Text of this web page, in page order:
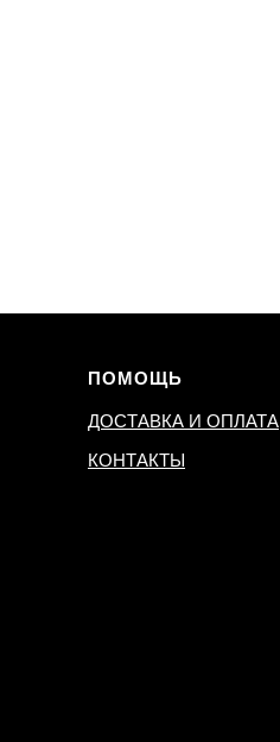
ПОМОЩЬ
ДОСТАВКА И ОПЛАТА
КОНТАКТЫ